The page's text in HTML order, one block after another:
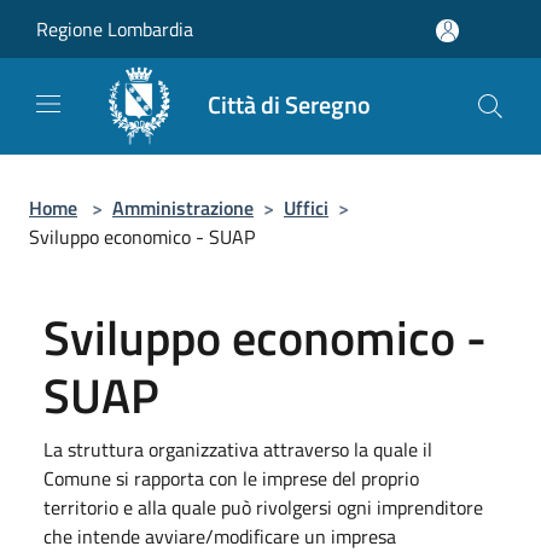
Regione Lombardia
Città di Seregno
Home > Amministrazione > Uffici >
Sviluppo economico - SUAP
Sviluppo economico -
SUAP
La struttura organizzativa attraverso la quale il
Comune si rapporta con le imprese del proprio
territorio e alla quale può rivolgersi ogni imprenditore
che intende avviare/modificare un impresa